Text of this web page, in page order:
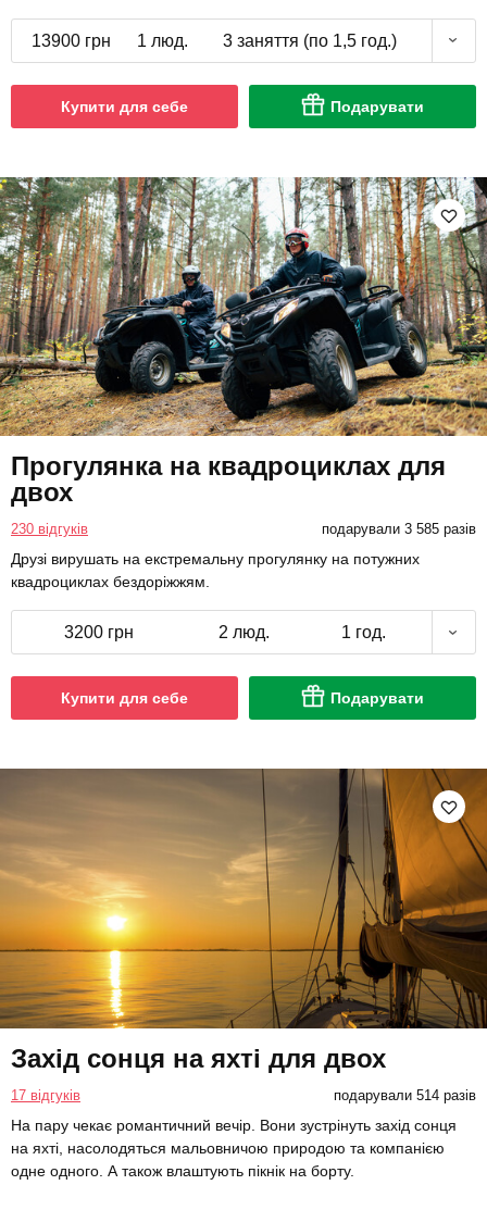
13900 грн 1 люд. 3 заняття (по 1,5 год.)
Купити для себе Подарувати
Прогулянка на квадроциклах для
двох
230 відгуків подарували 3 585 разів
Друзі вирушать на екстремальну прогулянку на потужних
квадроциклах бездоріжжям.
3200 грн 2 люд. 1 год.
Купити для себе Подарувати
Захід сонця на яхті для двох
17 відгуків подарували 514 разів
На пару чекає романтичний вечір. Вони зустрінуть захід сонця
на яхті, насолодяться мальовничою природою та компанією
одне одного. А також влаштують пікнік на борту.